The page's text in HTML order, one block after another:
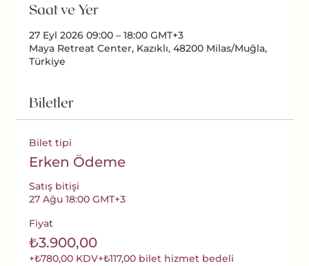
Saat ve Yer
27 Eyl 2026 09:00 – 18:00 GMT+3
Maya Retreat Center, Kazıklı, 48200 Milas/Muğla,
Türkiye
Biletler
Bilet tipi
Erken Ödeme
Satış bitişi
27 Ağu 18:00 GMT+3
Fiyat
₺3.900,00
+₺780,00 KDV+₺117,00 bilet hizmet bedeli